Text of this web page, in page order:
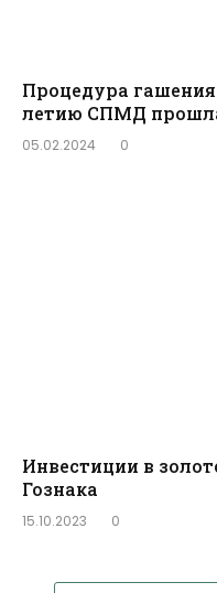
Процедура гашения
летию СПМД
05.02.2024 0
Инвестиции в
Гознака
15.10.2023 0